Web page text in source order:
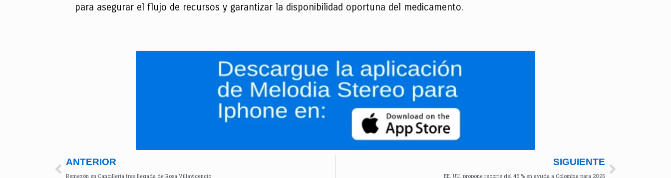
para asegurar el flujo de recursos y garantizar la disponibilidad oportuna del medicamento.
ANTERIOR
Remezón en Cancillería tras llegada de Rosa Villavicencio
SIGUIENTE
EE. UU. propone recorte del 45 % en ayuda a Colombia para 2026